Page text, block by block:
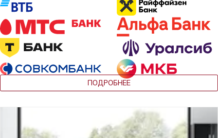
ПОДРОБНЕЕ